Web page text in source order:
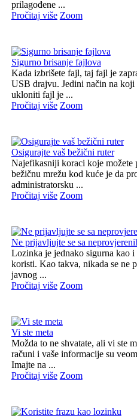
prilagođene ...
Pročitaj više Zoom
Sigurno brisanje fajlova
Kada izbrišete fajl, taj fajl je
USB drajvu. Jedini način na koji
ukloniti fajl je ...
Pročitaj više Zoom
Osigurajte vaš bežični ruter
Najefikasniji koraci koje možete
bežičnu mrežu kod kuće je da
administratorsku ...
Pročitaj više Zoom
Ne prijavljujte se sa
Lozinka je jednako sigurna kao
koristi. Kao takva, nikada se ne
javnog ...
Pročitaj više Zoom
Vi ste meta
Možda to ne shvatate, ali vi ste
računi i vaše informacije su
Imajte na ...
Pročitaj više Zoom